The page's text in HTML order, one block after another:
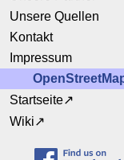
Unsere Quellen
Kontakt
Impressum
Startseite
Wiki